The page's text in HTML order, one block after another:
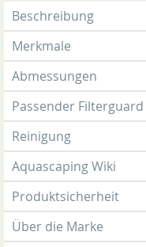
Beschreibung
Merkmale
Abmessungen
Passender Filterguard
Reinigung
Aquascaping Wiki
Produktsicherheit
Über die Marke